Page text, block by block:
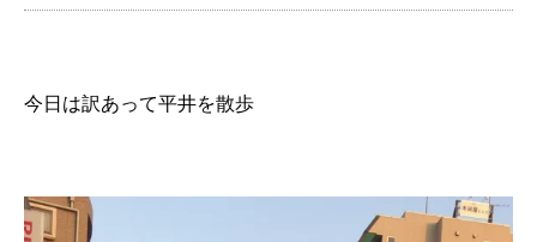
今日は訳あって平井を散歩